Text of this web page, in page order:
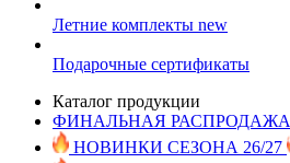
Летние комплекты new
Подарочные сертификаты
Каталог продукции
ФИНАЛЬНАЯ РАСПРОДАЖА
НОВИНКИ СЕЗОНА 26/27